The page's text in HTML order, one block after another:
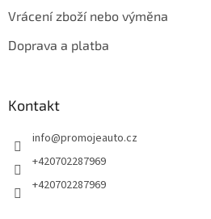
Vrácení zboží nebo výměna
Doprava a platba
Kontakt
info@promojeauto.cz
+420702287969
+420702287969